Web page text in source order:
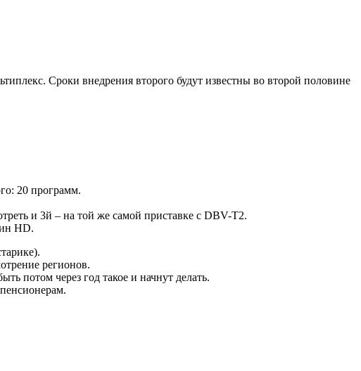
Сроки внедрения второго будут известны во второй половине
20 программ.
и 3й – на той же самой приставке с DBV-T2.
HD.
регионов.
потом через год такое и начнут делать.